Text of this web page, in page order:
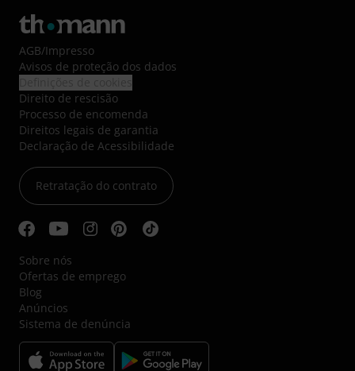
AGB/Impresso
Avisos de proteção dos dados
Direito de rescisão
Processo de encomenda
Direitos legais de garantia
Declaração de Acessibilidade
Retratação do contrato
Sobre nós
Ofertas de emprego
Blog
Anúncios
Sistema de denúncia